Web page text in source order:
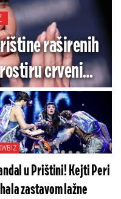
raširenih
crveni
naš integritet
u Prištini! Kejti Peri
zastavom lažne